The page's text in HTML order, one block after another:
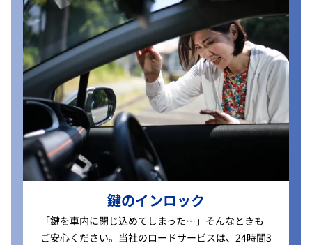
鍵のインロック
「鍵を車内に閉じ込めてしまった…」そんなときも
ご安心ください。当社のロードサービスは、24時間3